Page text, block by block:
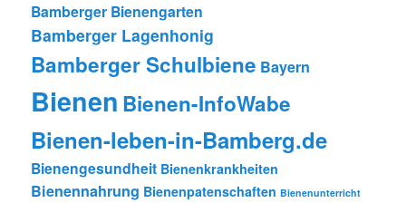
Bamberger Bienengarten
Bamberger Lagenhonig
Bamberger Schulbiene Bayern
Bienen Bienen-InfoWabe
Bienen-leben-in-Bamberg.de
Bienengesundheit Bienenkrankheiten
Bienennahrung Bienenpatenschaften Bienenunterricht